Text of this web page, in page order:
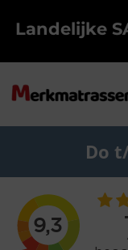
Landelijke
Do